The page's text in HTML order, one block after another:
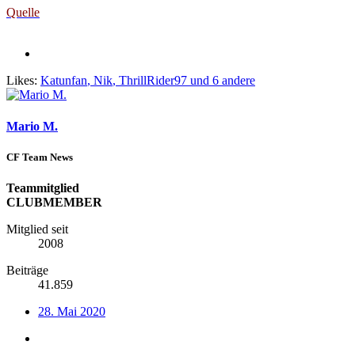
Quelle
Likes: Katunfan, Nik, ThrillRider97 und 6 andere
Mario M.
CF Team News
Teammitglied
CLUBMEMBER
Mitglied seit
2008
Beiträge
41.859
28. Mai 2020